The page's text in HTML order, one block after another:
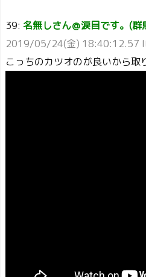
39: 名無しさん＠涙目です。(
2019/05/24(金) 18:40:12.57
こっちのカツオのが良いから取